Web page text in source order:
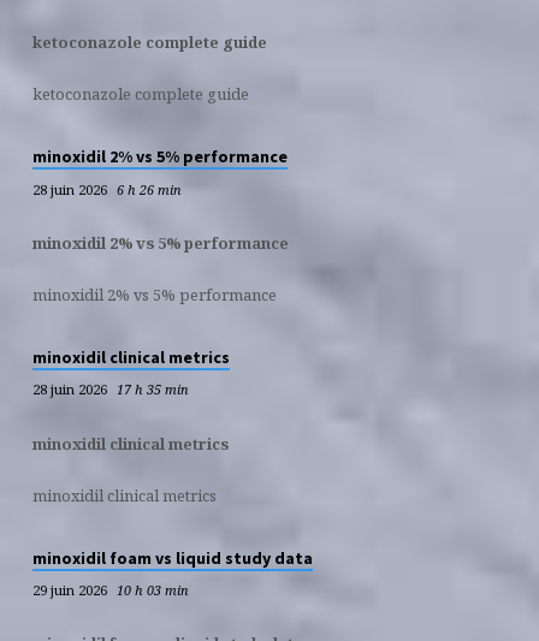
ketoconazole complete guide
ketoconazole complete guide
minoxidil 2% vs 5% performance
28 juin 2026 6 h 26 min
minoxidil 2% vs 5% performance
minoxidil 2% vs 5% performance
minoxidil clinical metrics
28 juin 2026 17 h 35 min
minoxidil clinical metrics
minoxidil clinical metrics
minoxidil foam vs liquid study data
29 juin 2026 10 h 03 min